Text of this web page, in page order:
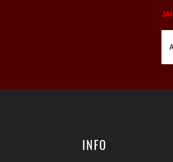
JA!
INFO